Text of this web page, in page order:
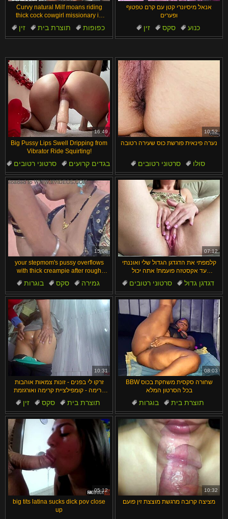
Curvy natural Milf moans riding
thick cock cowgirl missionary in
bath close-up ass shakingזין תוצרת בית
כפופות
מילפיות
ברזילאיות
אנאל מיסיונרי קטן עם קרם טפטוף
ופערים
זין סקס
כנוע
גמירה על הישבן
אורגזמה
16:49
Big Pussy Lips Swell Dripping from
Vibrator Ride Squirting!
סרטוני רטובים
בגדים קרועים
תחתונים
דילדו שריריים
10:52
נערה פינאית פורשת כוס שעירה רטובה
סרטוני רטובים
סולו
ארנבית
סופטקור
שמנמנות
15:08
your stepmom's pussy overflows
with thick creampie after rough
homemade poundingבוגרות סקס
גמירה
דוגי סטייל
כפופות
07:12
קלמפתי את הדגדגן הגדול שלי ואוננתי
עד אקסטזה פועמת! אתה יכול
להתמודד?
סרטוני רטובים
דגדגן גדול
סולו
דגדגן אוננות
10:31
זרקו לי בפנים - זונות צמאות אוהבות
קרימה - קומפילציית קרימה ואורגזמת
זכר
זין סקס
תוצרת בית
צעירים
כפופות
08:03
BBW שחורה סקסית משחקת בכוס
בכל הסרטון המלא
בוגרות
תוצרת בית
נשים מלאות
סופטקור
שמנמנות
05:12
big tits latina sucks dick pov close
up
10:32
מציצה קרובה מרגשת מוצצת זין פועם